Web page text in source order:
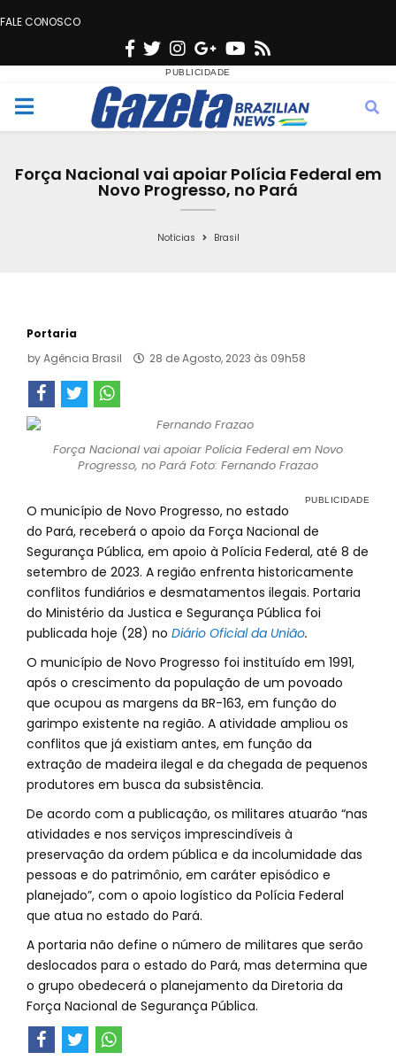
FALE CONOSCO
F
c
e
o
T
w
i
t
e
n
s
t
g
r
a
G
o
o
g
e
Y
u
t
b
s
M
Força Nacional vai apoiar Polícia Federal em
Novo Progresso, no Pará
Notícias Brasil
Portaria
byAgência Brasil 28 de Agosto, 2023 às 09h58
Força Nacional vai apoiar Polícia Federal em Novo
Progresso, no Pará Foto: Fernando Frazao
O município de Novo Progresso, no estado
do Pará, receberá o apoio da Força Nacional de
Segurança Pública, em apoio à Polícia Federal, até 8 de
setembro de 2023. A região enfrenta historicamente
conflitos fundiários e desmatamentos ilegais. Portaria
do Ministério da Justica e Segurança Pública foi
publicada hoje (28) no Diário Oficial da União.
O município de Novo Progresso foi instituído em 1991,
após o crescimento da população de um povoado
que ocupou as margens da BR-163, em função do
garimpo existente na região. A atividade ampliou os
conflitos que já existiam antes, em função da
extração de madeira ilegal e da chegada de pequenos
produtores em busca da subsistência.
De acordo com a publicação, os militares atuarão “nas
atividades e nos serviços imprescindíveis à
preservação da ordem pública e da incolumidade das
pessoas e do patrimônio, em caráter episódico e
planejado”, com o apoio logístico da Polícia Federal
que atua no estado do Pará.
A portaria não define o número de militares que serão
deslocados para o estado do Pará, mas determina que
o grupo obedecerá o planejamento da Diretoria da
Força Nacional de Segurança Pública.